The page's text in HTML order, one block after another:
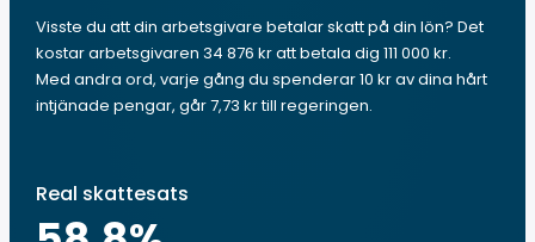
Visste du att din arbetsgivare betalar skatt på din lön? Det
kostar arbetsgivaren 34 876 kr att betala dig 111 000 kr.
Med andra ord, varje gång du spenderar 10 kr av dina hårt
intjänade pengar, går 7,73 kr till regeringen.
Real skattesats